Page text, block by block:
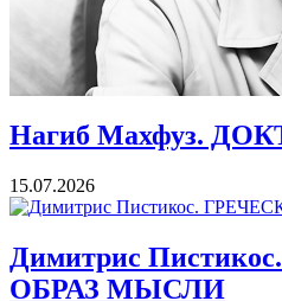
Нагиб Махфуз.
15.07.2026
Димитрис
ОБРАЗ МЫСЛИ